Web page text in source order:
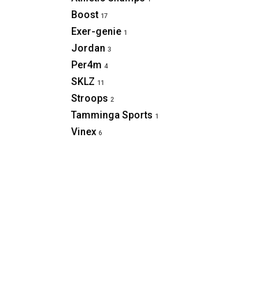
Boost 17
Exer-genie 1
Jordan 3
Per4m 4
SKLZ 11
Stroops 2
Tamminga Sports 1
Vinex 6